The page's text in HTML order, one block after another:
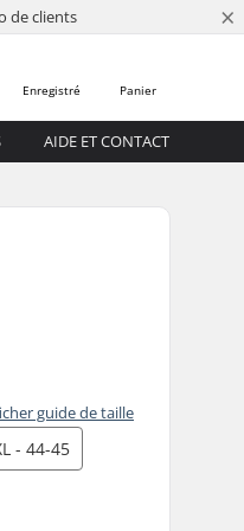
de clients ×
Panier
Enregistré
AIDE ET CONTACT
guide de taille
- 44-45